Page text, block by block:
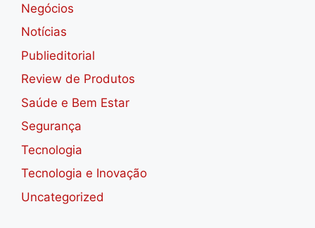
Negócios
Notícias
Publieditorial
Review de Produtos
Saúde e Bem Estar
Segurança
Tecnologia
Tecnologia e Inovação
Uncategorized